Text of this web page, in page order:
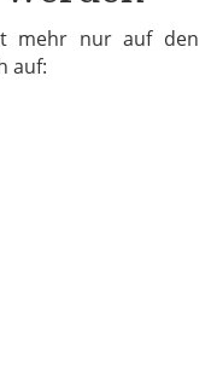
mehr nur auf den
auf: